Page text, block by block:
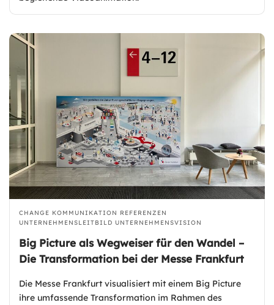
CHANGE KOMMUNIKATION REFERENZEN
UNTERNEHMENSLEITBILD UNTERNEHMENSVISION
Big Picture als Wegweiser für den Wandel –
Die Transformation bei der Messe Frankfurt
Die Messe Frankfurt visualisiert mit einem Big Picture
ihre umfassende Transformation im Rahmen des